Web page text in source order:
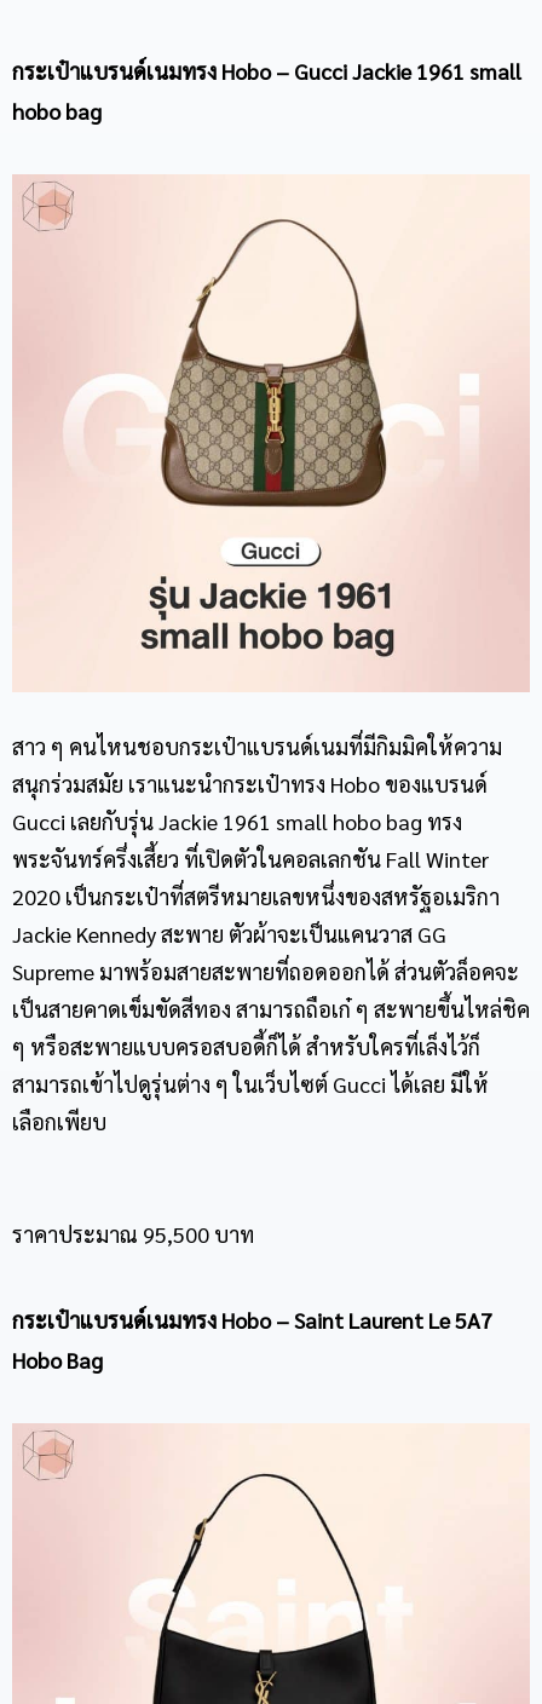
กระเป๋าแบรนด์เนมทรง Hobo – Gucci Jackie 1961 small
hobo bag
สาว ๆ คนไหนชอบกระเป๋าแบรนด์เนมที่มีกิมมิคให้ความ
สนุกร่วมสมัย เราแนะนำกระเป๋าทรง Hobo ของแบรนด์
Gucci เลยกับรุ่น Jackie 1961 small hobo bag ทรง
พระจันทร์ครึ่งเสี้ยว ที่เปิดตัวในคอลเลกชัน Fall Winter
2020 เป็นกระเป๋าที่สตรีหมายเลขหนึ่งของสหรัฐอเมริกา
Jackie Kennedy สะพาย ตัวผ้าจะเป็นแคนวาส GG
Supreme มาพร้อมสายสะพายที่ถอดออกได้ ส่วนตัวล็อคจะ
เป็นสายคาดเข็มขัดสีทอง สามารถถือเก๋ ๆ สะพายขึ้นไหล่ชิค
ๆ หรือสะพายแบบครอสบอดี้ก็ได้ สำหรับใครที่เล็งไว้ก็
สามารถเข้าไปดูรุ่นต่าง ๆ ในเว็บไซต์ Gucci ได้เลย มีให้
เลือกเพียบ
ราคาประมาณ 95,500 บาท
กระเป๋าแบรนด์เนมทรง Hobo – Saint Laurent Le 5A7
Hobo Bag